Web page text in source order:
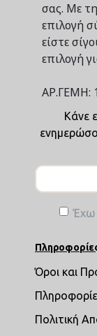
σας. Με
επιλογή
είστε
επιλογή
ΑΡ.ΓΕΜΗ:
Κάνε
Έχω
Όροι και
Πολιτική